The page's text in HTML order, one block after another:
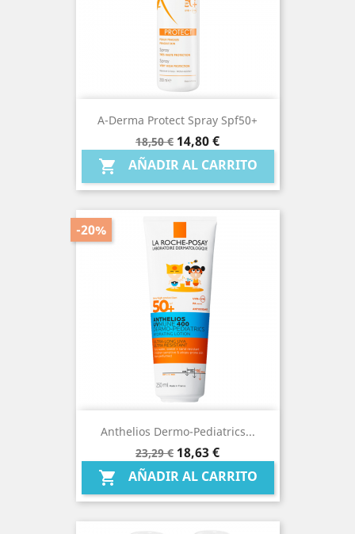
A-Derma Protect Spray Spf50+
Precio
base
18,50 € Precio
14,80 €
 AÑADIR AL CARRITO
Anthelios Dermo-Pediatrics...
Precio
base
23,29 €
-20%
Precio
18,63 €
 AÑADIR AL CARRITO